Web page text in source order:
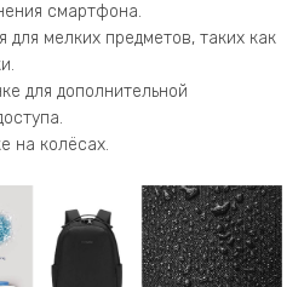
смартфона.
для мелких предметов, таких как
для дополнительной
на колёсах.